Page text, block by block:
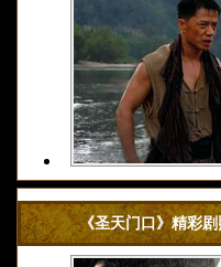
《圣天门口》精彩剧